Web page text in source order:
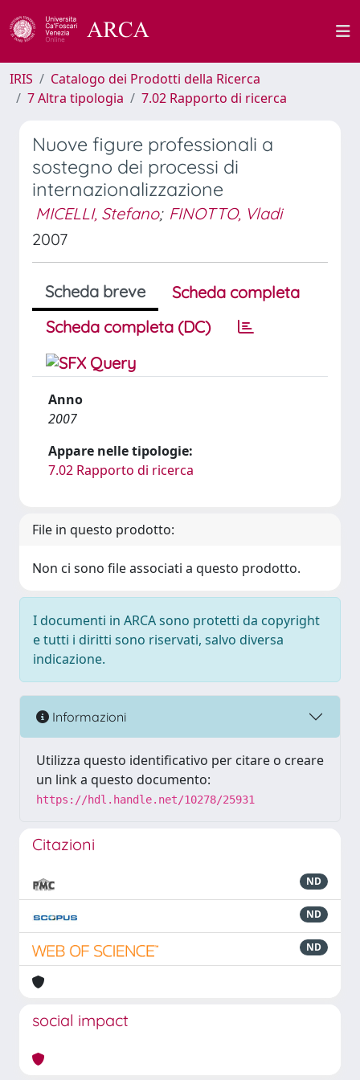
IRIS
Catalogo dei Prodotti della Ricerca
7 Altra tipologia
7.02 Rapporto di ricerca
Nuove figure professionali a
sostegno dei processi di
internazionalizzazione
MICELLI, Stefano; FINOTTO, Vladi
2007
Scheda breve
Scheda completa
Scheda completa (DC)
Anno
2007
Appare nelle tipologie:
7.02 Rapporto di ricerca
File in questo prodotto:
Non ci sono file associati a questo prodotto.
I documenti in ARCA sono protetti da copyright
e tutti i diritti sono riservati, salvo diversa
indicazione.
Informazioni
Utilizza questo identificativo per citare o creare
un link a questo documento:
https://hdl.handle.net/10278/25931
Citazioni
ND
ND
ND
social impact